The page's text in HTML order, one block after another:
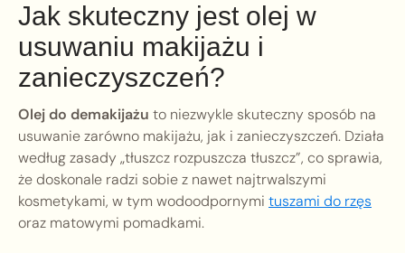
Jak skuteczny jest olej w
usuwaniu makijażu i
zanieczyszczeń?
Olej do demakijażu to niezwykle skuteczny sposób na
usuwanie zarówno makijażu, jak i zanieczyszczeń. Działa
według zasady „tłuszcz rozpuszcza tłuszcz”, co sprawia,
że doskonale radzi sobie z nawet najtrwalszymi
kosmetykami, w tym wodoodpornymi tuszami do rzęs
oraz matowymi pomadkami.